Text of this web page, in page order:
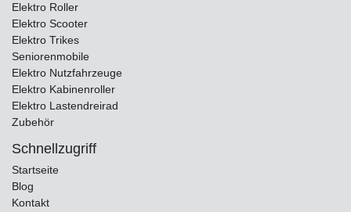
Elektro Roller
Elektro Scooter
Elektro Trikes
Seniorenmobile
Elektro Nutzfahrzeuge
Elektro Kabinenroller
Elektro Lastendreirad
Zubehör
Schnellzugriff
Startseite
Blog
Kontakt